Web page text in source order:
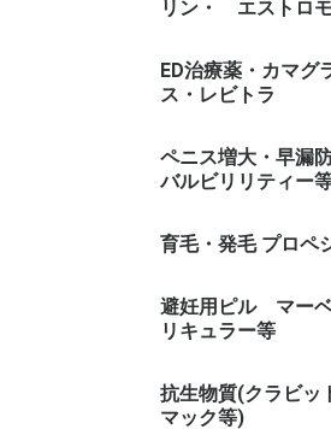
リン・ エストロモ
ED治療薬・カマグ
ス・レビトラ
カマグラ 系(シル
シアリス 系(タダ
レビトラ 系(バル
その他
ペニス増大・早漏
バルビリリティー
早漏防止スプレー
育毛・発毛 プロペ
避妊用ピル マー
リキュラー等
トリキュラー
マーベロン
抗生物質(クラビッ
マック等)